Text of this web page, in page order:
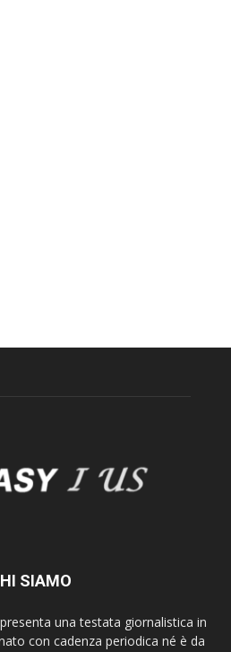
SIAMO
una testata giornalistica in
con cadenza periodica né è da